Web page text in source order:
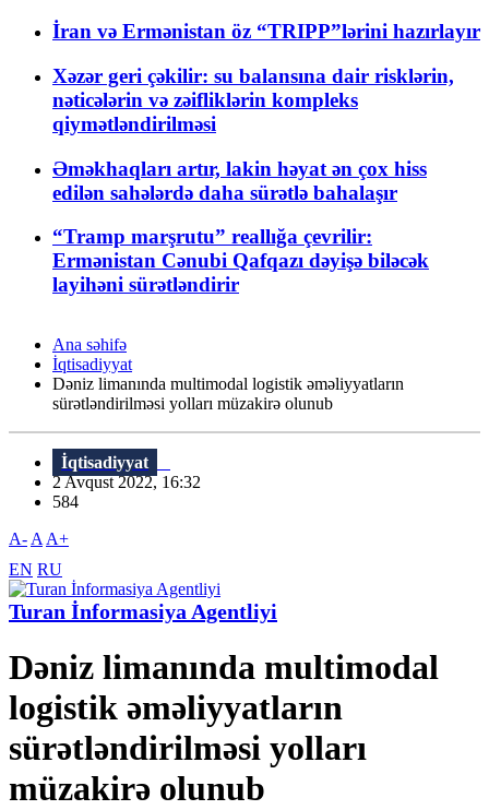
İran və Ermənistan öz “TRIPP”lərini hazırlayır
Xəzər geri çəkilir: su balansına dair risklərin,
nəticələrin və zəifliklərin kompleks
qiymətləndirilməsi
Əməkhaqları artır, lakin həyat ən çox hiss
edilən sahələrdə daha sürətlə bahalaşır
“Tramp marşrutu” reallığa çevrilir:
Ermənistan Cənubi Qafqazı dəyişə biləcək
layihəni sürətləndirir
Ana səhifə
İqtisadiyyat
Dəniz limanında multimodal logistik əməliyyatların
sürətləndirilməsi yolları müzakirə olunub
İqtisadiyyat
2 Avqust 2022, 16:32
584
A- A A+
EN RU
Turan İnformasiya Agentliyi
Dəniz limanında multimodal
logistik əməliyyatların
sürətləndirilməsi yolları
müzakirə olunub